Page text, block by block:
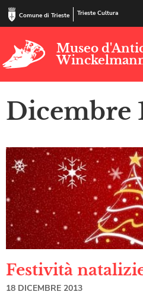
Comune di Trieste Trieste Cultura
Museo
Dicembre
Festività
18 DICEMBRE 2013